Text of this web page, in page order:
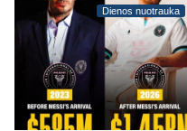
Dienos nuotrauka